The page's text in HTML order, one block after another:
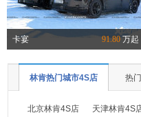
卡宴 91.80万起
林肯热门城市4S店 热
北京林肯4S店 天津林肯4S